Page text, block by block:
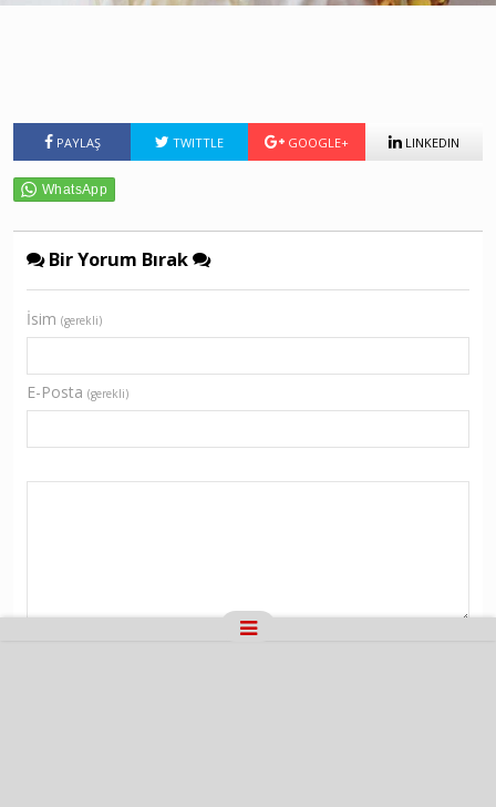
PAYLAŞ TWITTLE GOOGLE+ LINKEDIN
Bir Yorum Bırak
İsim (gerekli)
E-Posta (gerekli)